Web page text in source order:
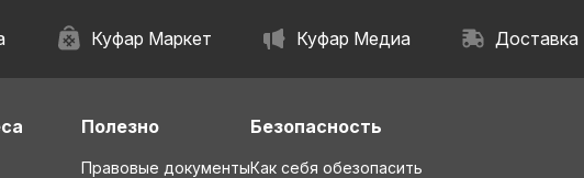
Куфар Маркет Куфар Медиа Доставка
Полезно
Правовые документы
Безопасность
Как себя обезопасить